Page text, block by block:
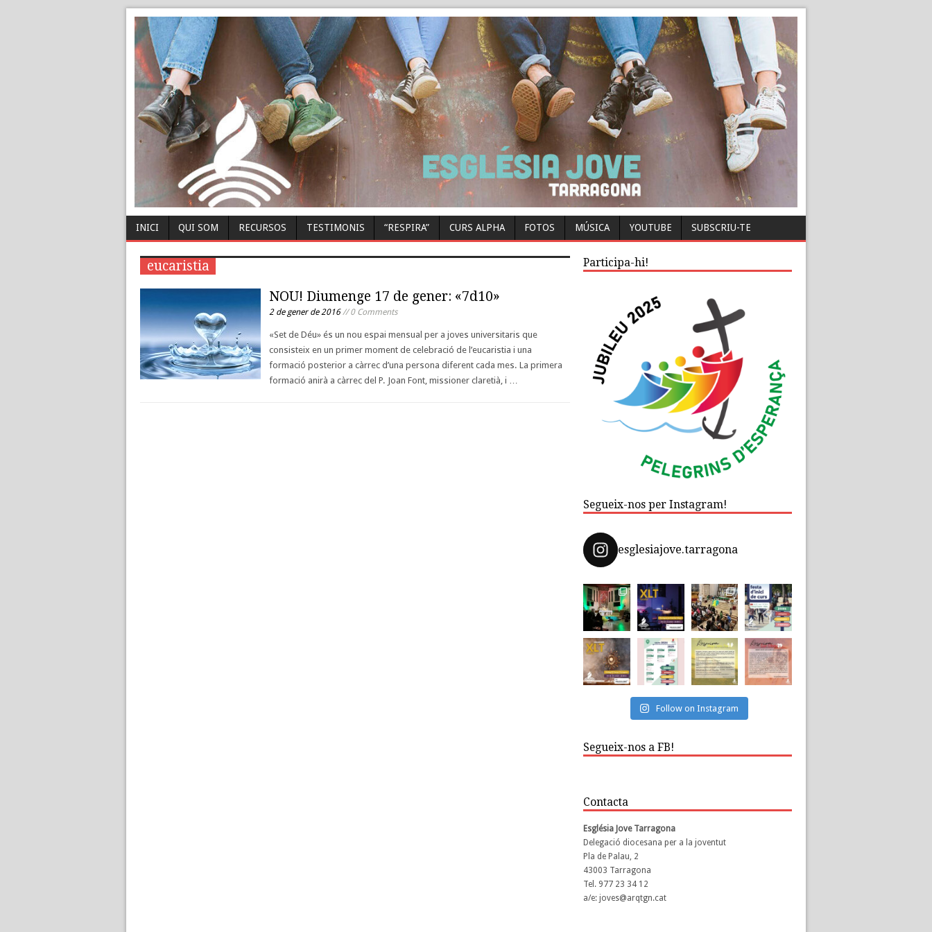
INICI QUI SOM RECURSOS TESTIMONIS “RESPIRA” CURS ALPHA FOTOS MÚSICA YOUTUBE SUBSCRIU-TE
eucaristia
NOU! Diumenge 17 de gener: «7d10»
2 de gener de 2016// 0 Comments
«Set de Déu» és un nou espai mensual per a joves universitaris que
consisteix en un primer moment de celebració de l’eucaristia i una
formació posterior a càrrec d’una persona diferent cada mes. La primera
formació anirà a càrrec del P. Joan Font, missioner claretià, i …
Participa-hi!
Segueix-nos per Instagram!
esglesiajove.tarragona
Follow on Instagram
Segueix-nos a FB!
Contacta
Església Jove Tarragona
Delegació diocesana per a la joventut
Pla de Palau, 2
43003 Tarragona
Tel. 977 23 34 12
a/e: joves@arqtgn.cat